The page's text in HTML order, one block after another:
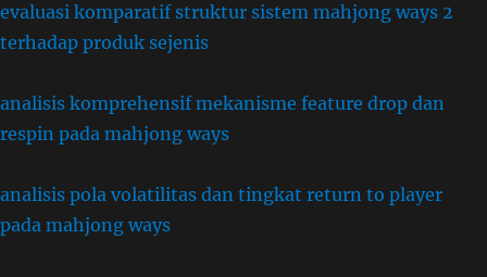
evaluasi komparatif struktur sistem mahjong ways 2
terhadap produk sejenis
analisis komprehensif mekanisme feature drop dan
respin pada mahjong ways
analisis pola volatilitas dan tingkat return to player
pada mahjong ways